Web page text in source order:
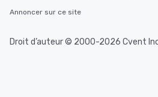
Annoncer sur ce site
Droit d’auteur © 2000-2026 Cvent